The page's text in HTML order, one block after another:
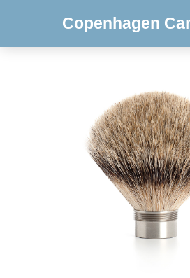
Copenhagen